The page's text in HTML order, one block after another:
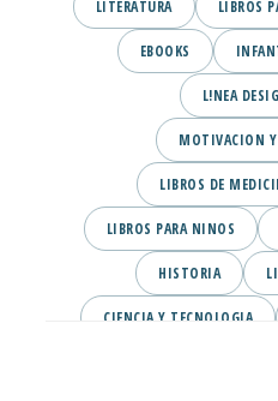
LITERATURA LIBROS
EBOOKS
L!NEA
MOTIVACION
LIBROS DE
LIBROS PARA NINOS
HISTORIA
CIENCIA Y TECNOLOGIA